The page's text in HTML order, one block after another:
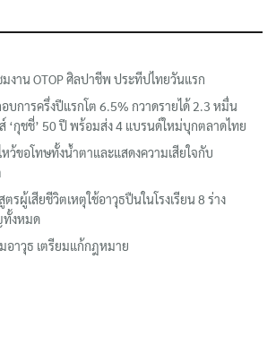
งาน OTOP ศิลปาชีพ ประทีปไทยวันแรก
บการครึ่งปีแรกโต 6.5% กวาดรายได้ 2.3 หมื่น
‘กุชชี่’ 50 ปี พร้อมส่ง 4 แบรนด์ใหม่บุกตลาดไทย
หว้ขอโทษทั้งน้ำตาและแสดงความเสียใจกับ
รผู้เสียชีวิตเหตุใช้อาวุธปืนในโรงเรียน 8 ร่าง
ทั้งหมด
อาวุธ เตรียมแก้กฎหมาย